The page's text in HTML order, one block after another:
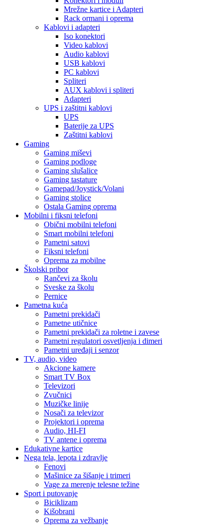
Mrežne kartice i Adapteri
Rack ormani i oprema
Kablovi i adapteri
Iso konektori
Video kablovi
Audio kablovi
USB kablovi
PC kablovi
Spliteri
AUX kablovi i spliteri
Adapteri
UPS i zaštitni kablovi
UPS
Baterije za UPS
Zaštitni kablovi
Gaming
Gaming miševi
Gaming podloge
Gaming slušalice
Gaming tastature
Gamepad/Joystick/Volani
Gaming stolice
Ostala Gaming oprema
Mobilni i fiksni telefoni
Obični mobilni telefoni
Smart mobilni telefoni
Pametni satovi
Fiksni telefoni
Oprema za mobilne
Školski pribor
Rančevi za školu
Sveske za školu
Pernice
Pametna kuća
Pametni prekidači
Pametne utičnice
Pametni prekidači za roletne i zavese
Pametni regulatori osvetljenja i dimeri
Pametni uređaji i senzor
TV, audio, video
Akcione kamere
Smart TV Box
Televizori
Zvučnici
Muzičke linije
Nosači za televizor
Projektori i oprema
Audio, HI-FI
TV antene i oprema
Edukativne kartice
Nega tela, lepota i zdravlje
Fenovi
Mašinice za šišanje i trimeri
Vage za merenje telesne težine
Sport i putovanje
Biciklizam
Kišobrani
Oprema za vežbanje